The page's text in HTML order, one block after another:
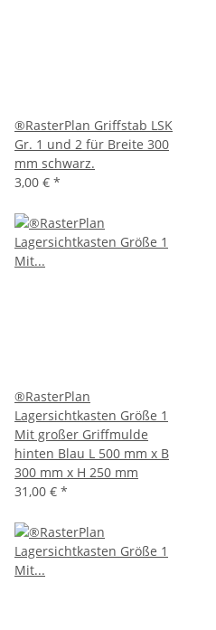
®RasterPlan Griffstab LSK
Gr. 1 und 2 für Breite 300
mm schwarz.
3,00 € *
®RasterPlan
Lagersichtkasten Größe 1
Mit großer Griffmulde
hinten Blau L 500 mm x B
300 mm x H 250 mm
31,00 € *